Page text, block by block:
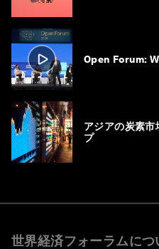
Open Forum:
アジアの炭素市
プ
世界経済フォーラムにつ